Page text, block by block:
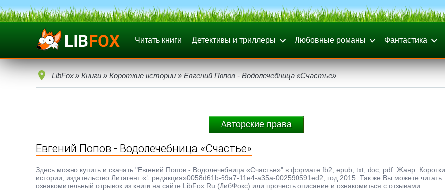
Читать книги Детективы и триллеры Любовные романы Фантастика
LibFox » Книги » Короткие истории » Евгений Попов - Водолечебница «Счастье»
Авторские права
Евгений Попов - Водолечебница «Счастье»
Здесь можно купить и скачать "Евгений Попов - Водолечебница «Счастье»" в формате fb2, epub, txt, doc, pdf. Жанр:
истории, издательство Литагент «1 редакция»0058d61b-69a7-11e4-a35a-002590591ed2, год 2015. Так же Вы можете читать
ознакомительный отрывок из книги на сайте LibFox.Ru (ЛибФокс) или прочесть описание и ознакомиться с отзывами.